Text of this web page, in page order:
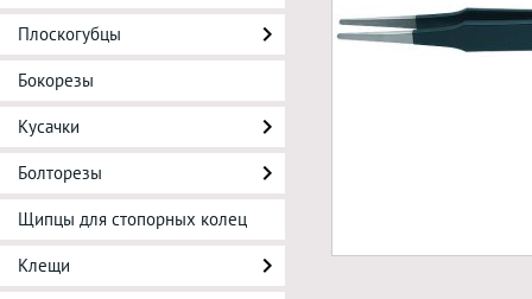
Плоскогубцы
Бокорезы
Кусачки
Болторезы
Щипцы для стопорных колец
Клещи